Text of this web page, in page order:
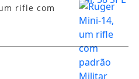
rifle com